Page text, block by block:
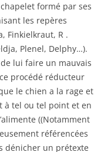
formé par ses
les repères
Finkielkraut, R .
Plenel, Delphy…).
lui faire un mauvais
procédé réducteur
le chien a la rage et
à tel ou tel point et en
((Notamment
référencées
dénicher un prétexte